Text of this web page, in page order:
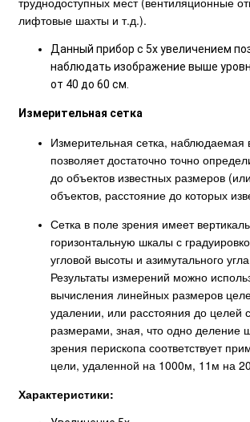
лифтовые шахты и т.д.).
Данный прибор с 5х увеличением
наблюдать изображение выше
от 40 до 60 см.
Измерительная сетка
Измерительная сетка, наблюдаемая
позволяет достаточно точно
до объектов известных размеров
объектов, расстояние до которых
Сетка в поле зрения имеет
горизонтальную шкалы с
угловой высоты и азимутального
Результаты измерений можно
вычисления линейных размеров
удалении, или расстояния до целей
размерами, зная, что одно деление
зрения перископа соответствует
цели, удаленной на 1000м, 11м на
Характеристики: